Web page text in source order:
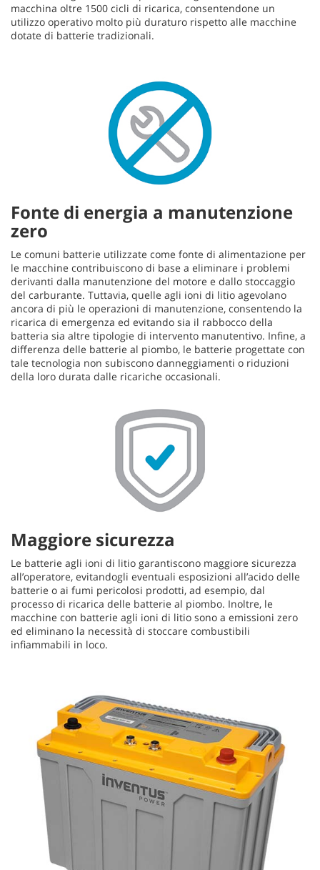
macchina oltre 1500 cicli di ricarica, consentendone un
utilizzo operativo molto più duraturo rispetto alle macchine
dotate di batterie tradizionali.
Fonte di energia a manutenzione
zero
Le comuni batterie utilizzate come fonte di alimentazione per
le macchine contribuiscono di base a eliminare i problemi
derivanti dalla manutenzione del motore e dallo stoccaggio
del carburante. Tuttavia, quelle agli ioni di litio agevolano
ancora di più le operazioni di manutenzione, consentendo la
ricarica di emergenza ed evitando sia il rabbocco della
batteria sia altre tipologie di intervento manutentivo. Infine, a
differenza delle batterie al piombo, le batterie progettate con
tale tecnologia non subiscono danneggiamenti o riduzioni
della loro durata dalle ricariche occasionali.
Maggiore sicurezza
Le batterie agli ioni di litio garantiscono maggiore sicurezza
all’operatore, evitandogli eventuali esposizioni all’acido delle
batterie o ai fumi pericolosi prodotti, ad esempio, dal
processo di ricarica delle batterie al piombo. Inoltre, le
macchine con batterie agli ioni di litio sono a emissioni zero
ed eliminano la necessità di stoccare combustibili
infiammabili in loco.